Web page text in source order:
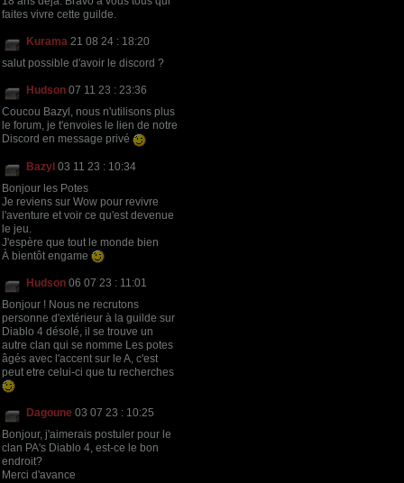
faites vivre cette guilde.
Kurama 21 08 24 : 18:20
salut possible d'avoir le discord ?
Hudson 07 11 23 : 23:36
Coucou Bazyl, nous n'utilisons plus
le forum, je t'envoies le lien de notre
Discord en message privé
Bazyl 03 11 23 : 10:34
Bonjour les Potes
Je reviens sur Wow pour revivre
l'aventure et voir ce qu'est devenue
le jeu.
J'espère que tout le monde bien
À bientôt engame
Hudson 06 07 23 : 11:01
Bonjour ! Nous ne recrutons
personne d'extérieur à la guilde sur
Diablo 4 désolé, il se trouve un
autre clan qui se nomme Les potes
âgés avec l'accent sur le A, c'est
peut etre celui-ci que tu recherches
Dagoune 03 07 23 : 10:25
Bonjour, j'aimerais postuler pour le
clan PA's Diablo 4, est-ce le bon
endroit?
Merci d'avance